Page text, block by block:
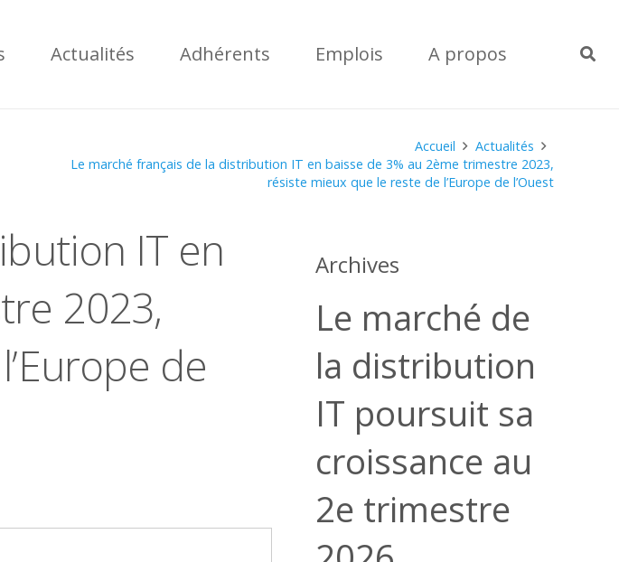
Actualités Adhérents Emplois A propos
Accueil
Actualités
Le marché français de la distribution IT en baisse de 3% au 2ème trimestre 2023,
résiste mieux que le reste de l’Europe de l’Ouest
IT en
2023,
de
Archives
Le marché de
la distribution
IT poursuit sa
croissance au
2e trimestre